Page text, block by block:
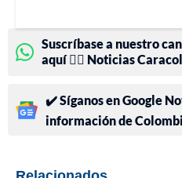
Suscríbase a nuestro
aquí 👉🏻 Noticias Caracol
✔️ Síganos en Google
información de